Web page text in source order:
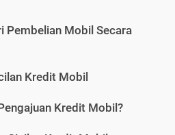
Pembelian Mobil Secara
Kredit Mobil
Kredit Mobil?